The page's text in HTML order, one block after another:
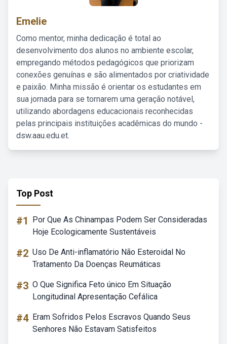
Emelie
Como mentor, minha dedicação é total ao
desenvolvimento dos alunos no ambiente escolar,
empregando métodos pedagógicos que priorizam
conexões genuínas e são alimentados por criatividade
e paixão. Minha missão é orientar os estudantes em
sua jornada para se tornarem uma geração notável,
utilizando abordagens educacionais reconhecidas
pelas principais instituições acadêmicas do mundo -
dsw.aau.edu.et.
Top Post
#1
Por Que As Chinampas Podem Ser Consideradas
Hoje Ecologicamente Sustentáveis
#2 Uso De Anti-inflamatório Não Esteroidal No
Tratamento Da Doenças Reumáticas
#3 O Que Significa Feto único Em Situação
Longitudinal Apresentação Cefálica
#4 Eram Sofridos Pelos Escravos Quando Seus
Senhores Não Estavam Satisfeitos